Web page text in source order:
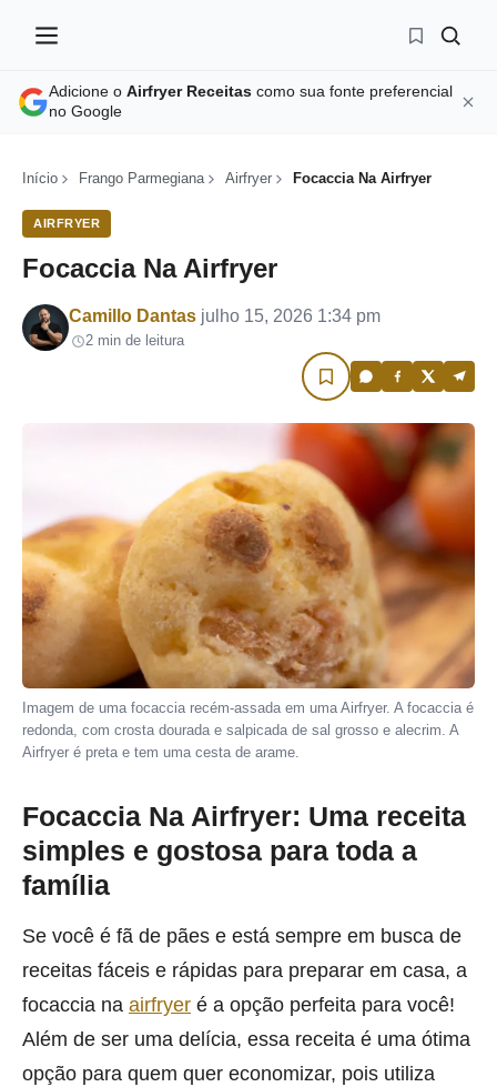
Adicione o Airfryer Receitas como sua fonte preferencial
no Google
Início Frango Parmegiana Airfryer Focaccia Na Airfryer
AIRFRYER
Focaccia Na Airfryer
Por
Camillo Dantas julho 15, 2026 1:34 pm
2 min de leitura
Imagem de uma focaccia recém-assada em uma Airfryer. A focaccia é
redonda, com crosta dourada e salpicada de sal grosso e alecrim. A
Airfryer é preta e tem uma cesta de arame.
Focaccia Na Airfryer: Uma receita
simples e gostosa para toda a
família
Se você é fã de pães e está sempre em busca de
receitas fáceis e rápidas para preparar em casa, a
focaccia na airfryer é a opção perfeita para você!
Além de ser uma delícia, essa receita é uma ótima
opção para quem quer economizar, pois utiliza